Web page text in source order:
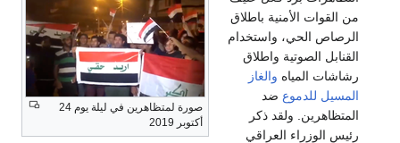
صورة لمتظاهرين في ليلة يوم 24
أكتوبر 2019
من القوات الأمنية باطلاق
الرصاص الحي، واستخدام
القنابل الصوتية واطلاق
رشاشات المياه والغاز
المسيل للدموع ضد
المتظاهرين. ولقد ذكر
رئيس الوزراء العراقي